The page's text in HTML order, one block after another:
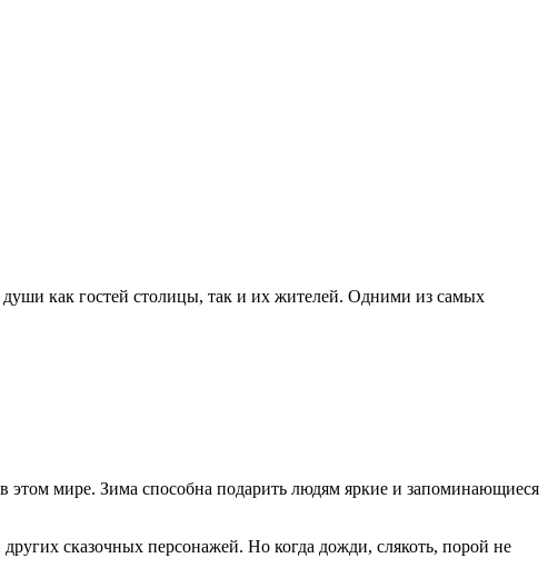
как гостей столицы, так и их жителей. Одними из самых
этом мире. Зима способна подарить людям яркие и запоминающиеся
сказочных персонажей. Но когда дожди, слякоть, порой не